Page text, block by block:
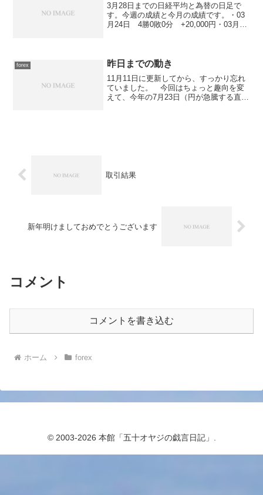
3月28日までの日経平均と為替の日足で
す。今週の成績と今月の成績です。・03
月24日 4勝0敗0分 +20,000円・03月25
forex 昨日までの動き
11月11日に更新してから、すっかり忘れ
ていました。 今回はちょっと趣向を変
えて、今年の7月23日（円が急騰する直
取引結果
新年明けましておめでとうございます
コメント
コメントを書き込む
ホーム forex
© 2003-2026 本館「五十オヤジの戯言日記」.